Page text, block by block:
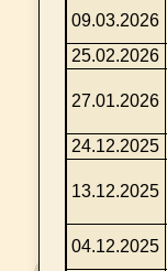
09.03.2026
25.02.2026
27.01.2026
24.12.2025
13.12.2025
04.12.2025